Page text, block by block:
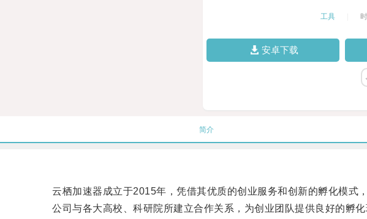
工具
安卓下载
简介
云栖加速器成立于2015年，凭借其优质的创业服务和创新的孵化模式，
公司与各大高校、科研院所建立合作关系，为创业团队提供良好的孵化